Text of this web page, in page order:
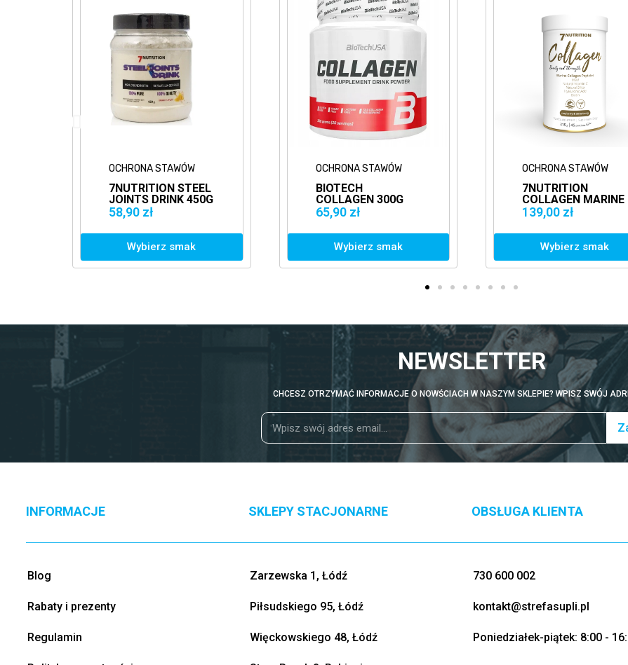
BIOTECH
COLLAGEN 300G
MORSKI
NEWSLETTER
CHCESZ OTRZYMAĆ INFORMACJE O NOWŚCIACH W NASZYM SKLEPIE? WPISZ SWÓJ
INFORMACJE
Blog
Rabaty i prezenty
Regulamin
SKLEPY STACJONARNE
Zarzewska 1, Łódź
Piłsudskiego 95, Łódź
Więckowskiego 48, Łódź
OBSŁUGA KLIENTA
730 600 002
kontakt@strefasupli.pl
Poniedziałek-piątek: 8:00 -